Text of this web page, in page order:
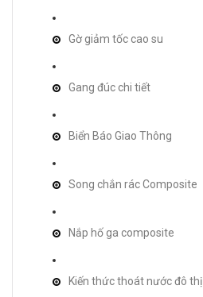
Gờ giảm tốc cao su
Gang đúc chi tiết
Biển Báo Giao Thông
Song chắn rác Composite
Nắp hố ga composite
Kiến thức thoát nước đô thị